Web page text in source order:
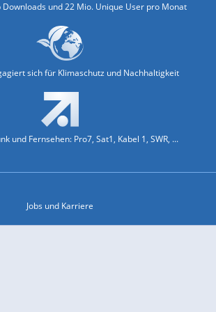
Downloads und 22 Mio. Unique User pro Monat
sich für Klimaschutz und Nachhaltigkeit
und Fernsehen: Pro7, Sat1, Kabel 1, SWR, ...
Jobs und Karriere